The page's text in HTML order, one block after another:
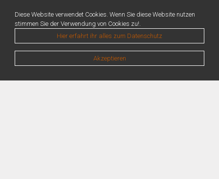
Diese Website verwendet Cookies. Wenn Sie diese Website nutzen
stimmen Sie der Verwendung von Cookies zu!.
Hier erfahrt ihr alles zum Datenschutz
Akzeptieren